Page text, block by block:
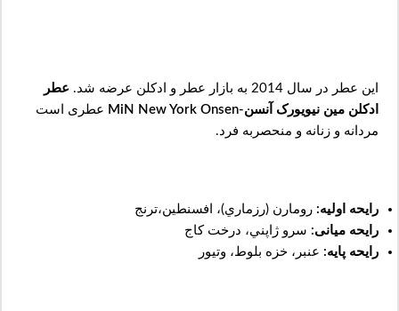
این عطر در سال 2014 به بازار عطر و ادکلن عرضه شد.
عطر
ادکلن مین نیویورک آنسن-MiN New York Onsen
عطری است
مردانه و زنانه و منحصربه فرد.
رایحه اولیه: رومارن (رزماري)، افسنطين،ترنج
رایحه میانی: سرو ژاپني، درخت کاج
رایحه پایه: عنبر، خزه بلوط، وتيور